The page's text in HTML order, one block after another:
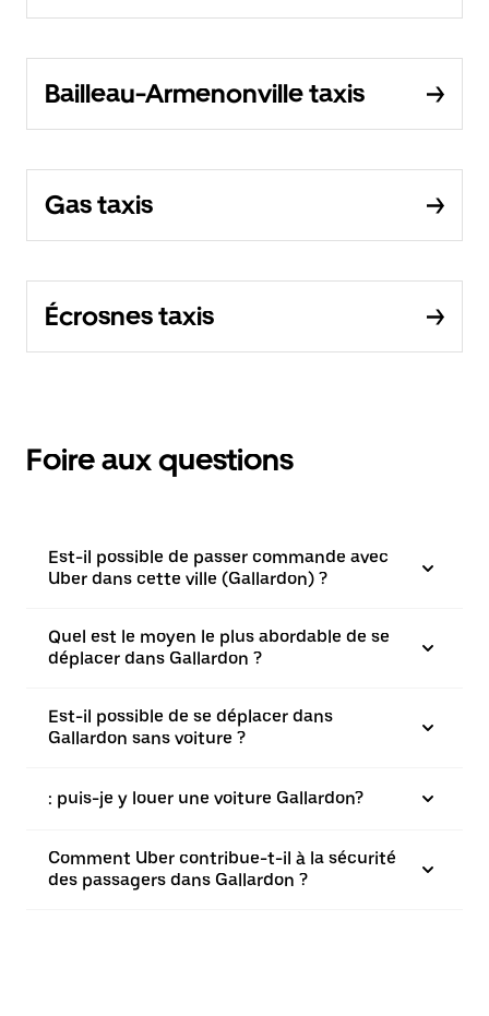
Bailleau-Armenonville taxis
Gas taxis
Écrosnes taxis
Foire aux questions
Est-il possible de passer commande avec
Uber dans cette ville (Gallardon) ?
Quel est le moyen le plus abordable de se
déplacer dans Gallardon ?
Est-il possible de se déplacer dans
Gallardon sans voiture ?
: puis-je y louer une voiture Gallardon?
Comment Uber contribue-t-il à la sécurité
des passagers dans Gallardon ?